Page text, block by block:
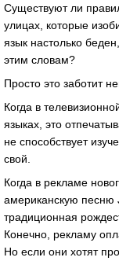
Существуют ли
улицах, которые
язык настолько
этим словам?
Просто это заботит
Когда в
языках, это
не способствует
свой.
Когда в рекламе
американскую песню
традиционная
Конечно, рекламу
Но если они хотят